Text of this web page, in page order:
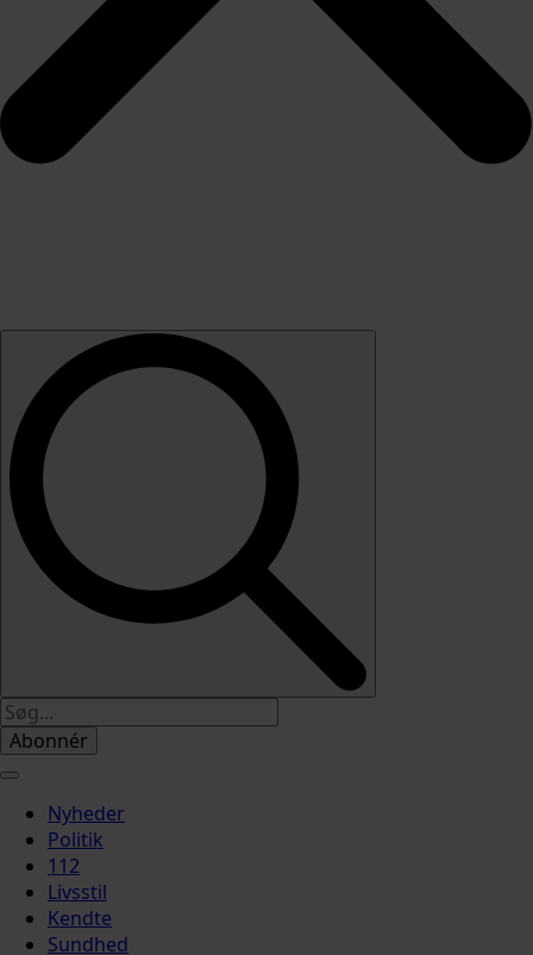
Abonnér
Nyheder
Politik
112
Livsstil
Kendte
Sundhed